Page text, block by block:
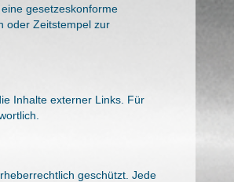
gesetzeskonforme
oder Zeitstempel zur
Inhalte externer Links. Für
geschützt. Jede